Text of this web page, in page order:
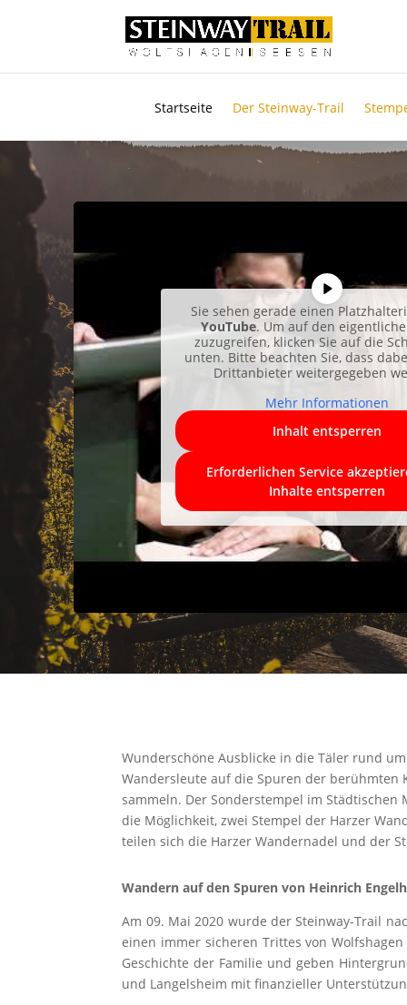
Startseite Der Steinway-Trail
Sie sehen gerade einen
YouTube. Um auf den
zuzugreifen, klicken Sie auf die
unten. Bitte beachten Sie, dass
Drittanbieter weitergegeben
Mehr Informationen
Inhalt entsperren
Erforderlichen Service
Inhalte entsperren
Wunderschöne Ausblicke in die Täler rund
Wandersleute auf die Spuren der
sammeln. Der Sonderstempel im
die Möglichkeit, zwei Stempel der Harzer
teilen sich die Harzer Wandernadel und der
Wandern auf den Spuren von Heinrich
Am 09. Mai 2020 wurde der Steinway-Trail
einen immer sicheren Trittes von
Geschichte der Familie und geben
und Langelsheim mit finanzieller